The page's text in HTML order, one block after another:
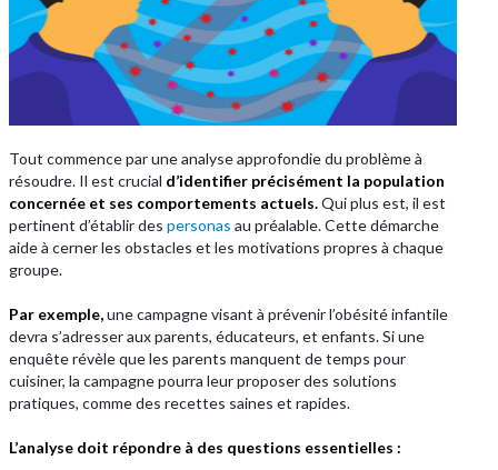
Tout commence par une analyse approfondie du problème à
résoudre. Il est crucial d’identifier précisément la population
concernée et ses comportements actuels.Qui plus est, il est
pertinent d’établir des personas au préalable. Cette démarche
aide à cerner les obstacles et les motivations propres à chaque
groupe.
Par exemple,une campagne visant à prévenir l’obésité infantile
devra s’adresser aux parents, éducateurs, et enfants. Si une
enquête révèle que les parents manquent de temps pour
cuisiner, la campagne pourra leur proposer des solutions
pratiques, comme des recettes saines et rapides.
L’analyse doit répondre à des questions essentielles :